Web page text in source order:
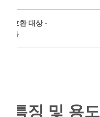
호환 대상 -
톱
특징 및 용도